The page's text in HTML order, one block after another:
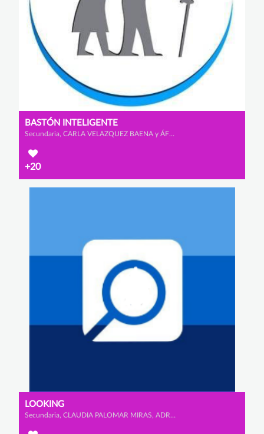
BASTÓN INTELIGENTE
Secundaria, CARLA VELAZQUEZ BAENA y ÁFRICA MORALES VISCASILLAS
+20
LOOKING
Secundaria, CLAUDIA PALOMAR MIRAS, ADRIANA VIDAURRE CALDERÓN y IGNACIO GARCÍA OJEDA